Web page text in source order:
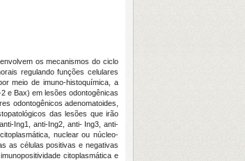
os mecanismos do ciclo
regulando funções celulares
meio de imuno-histoquímica, a
e Bax) em lesões odontogênicas
odontogênicos adenomatoides,
das lesões que irão
Ing1, anti-Ing2, anti- Ing3, anti-
nuclear ou núcleo-
as células positivas e negativas
citoplasmática e